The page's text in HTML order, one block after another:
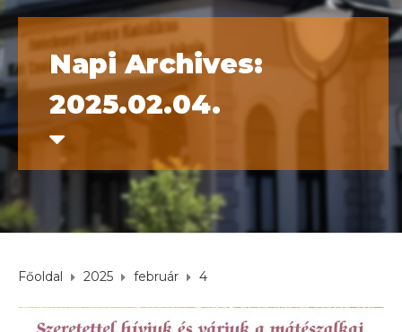
Napi Archives:
2025.02.04.
Főoldal 2025 február 4